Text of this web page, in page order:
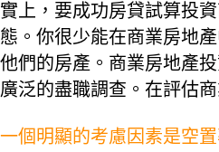
實上，要成功房貸試算投
態。你很少能在商業房地
他們的房產。商業房地產
廣泛的盡職調查。在評估
一個明顯的考慮因素是空